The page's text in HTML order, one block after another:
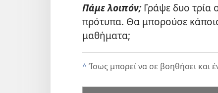
Πάμε λοιπόν;Γράψε δυο τρία
πρότυπα. Θα μπορούσε
μαθήματα;
^Ίσως μπορεί να σε βοηθήσει και